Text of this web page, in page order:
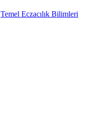
Temel Eczacılık Bilimleri